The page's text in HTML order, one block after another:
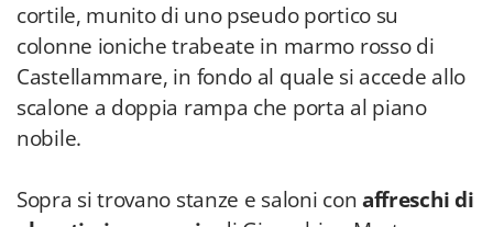
cortile, munito di uno pseudo portico su
colonne ioniche trabeate in marmo rosso di
Castellammare, in fondo al quale si accede allo
scalone a doppia rampa che porta al piano
nobile.
Sopra si trovano stanze e saloni conaffreschi di